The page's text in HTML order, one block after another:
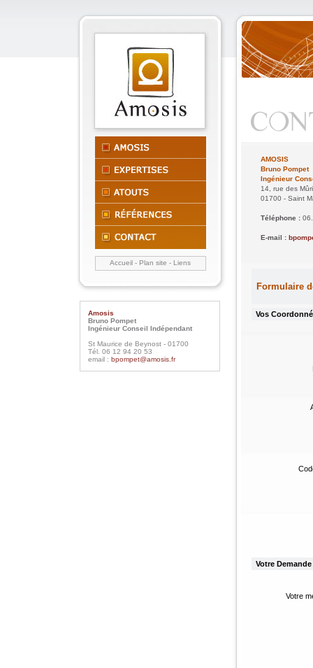
Accueil - Plan site - Liens
Amosis
Bruno Pompet
Ingénieur Conseil Indépendant
St Maurice de Beynost - 01700
Tél. 06 12 94 20 53
email : bpompet@amosis.fr
AMOSIS
Bruno Pompet
Ingénieur
14, rue des
01700 - Saint
Téléphone :
E-mail :